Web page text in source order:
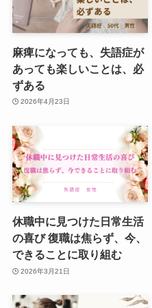
麻痺になっても、失語症が
あっても楽しいことは、必
ずある
2026年4月23日
休職中に見つけた日常生活
の喜び 復職は焦らず、今、
できることに取り組む
2026年3月21日